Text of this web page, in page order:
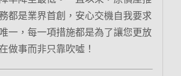
都是業界首創，安心交機自我要求
一，每一項措施都是為了讓您更放
做事而非只靠吹噓！